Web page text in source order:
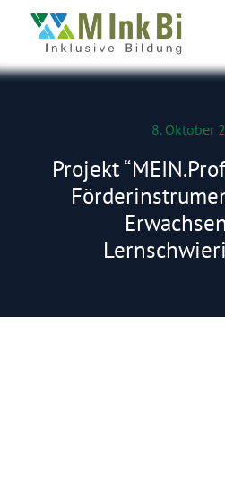
8. Oktober
Projekt